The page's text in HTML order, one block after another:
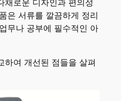
채로운 디자인과 편의성
은 서류를 깔끔하게 정리
무나 공부에 필수적인 아
하여 개선된 점들을 살펴